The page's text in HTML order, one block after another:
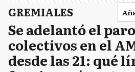
GREMIALES
Se adelantó el
colectivos en el
desde las 21: qué